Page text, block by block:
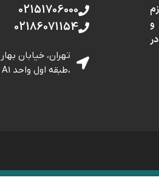
و
02151706000
02186071154
،طبقه اول واحد A1